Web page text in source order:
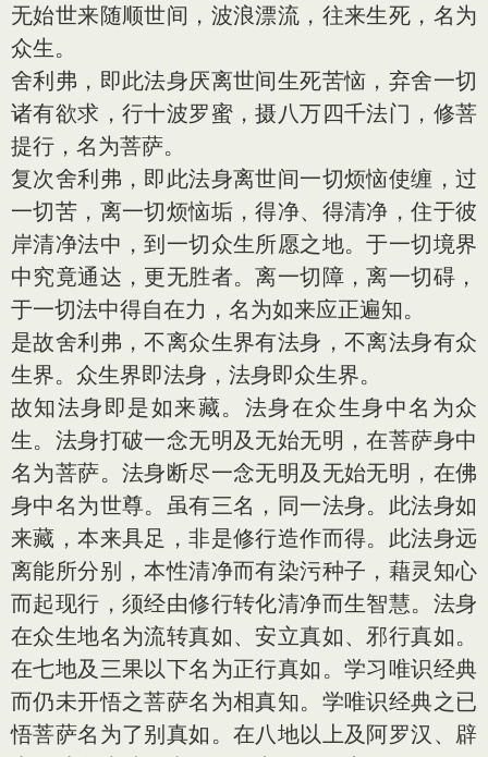
无始世来随顺世间，波浪漂流，往来生死，名为
众生。
舍利弗，即此法身厌离世间生死苦恼，弃舍一切
诸有欲求，行十波罗蜜，摄八万四千法门，修菩
提行，名为菩萨。
复次舍利弗，即此法身离世间一切烦恼使缠，过
一切苦，离一切烦恼垢，得净、得清净，住于彼
岸清净法中，到一切众生所愿之地。于一切境界
中究竟通达，更无胜者。离一切障，离一切碍，
于一切法中得自在力，名为如来应正遍知。
是故舍利弗，不离众生界有法身，不离法身有众
生界。众生界即法身，法身即众生界。
故知法身即是如来藏。法身在众生身中名为众
生。法身打破一念无明及无始无明，在菩萨身中
名为菩萨。法身断尽一念无明及无始无明，在佛
身中名为世尊。虽有三名，同一法身。此法身如
来藏，本来具足，非是修行造作而得。此法身远
离能所分别，本性清净而有染污种子，藉灵知心
而起现行，须经由修行转化清净而生智慧。法身
在众生地名为流转真如、安立真如、邪行真如。
在七地及三果以下名为正行真如。学习唯识经典
而仍未开悟之菩萨名为相真知。学唯识经典之已
悟菩萨名为了别真如。在八地以上及阿罗汉、辟